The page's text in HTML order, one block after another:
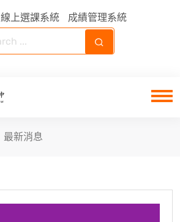
線上選課系統 成績管理系統
最新消息